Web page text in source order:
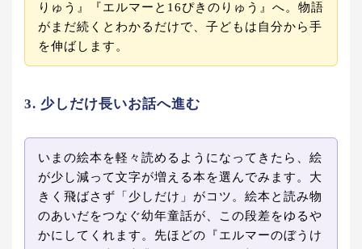
りゅう』『エルマーと16ぴきのりゅう』へ。物語
がまだ続くとわかるだけで、子どもは自分から手
を伸ばします。
3. 少しだけ長いお話へ進む
いまの絵本を軽々読めるようになってきたら、絵
が少し減って文字が増える本を選んでみます。大
きく飛ばさず「少しだけ」がコツ。絵本と読み物
のあいだをつなぐ幼年童話が、この段差をゆるや
かにしてくれます。先ほどの『エルマーのぼうけ